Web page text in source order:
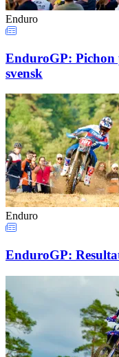
Enduro
EnduroGP: Pichon
svensk
Enduro
EnduroGP: